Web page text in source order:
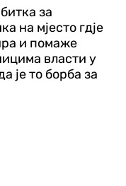
за
на мјесто гдје
и помаже
власти у
је то борба за